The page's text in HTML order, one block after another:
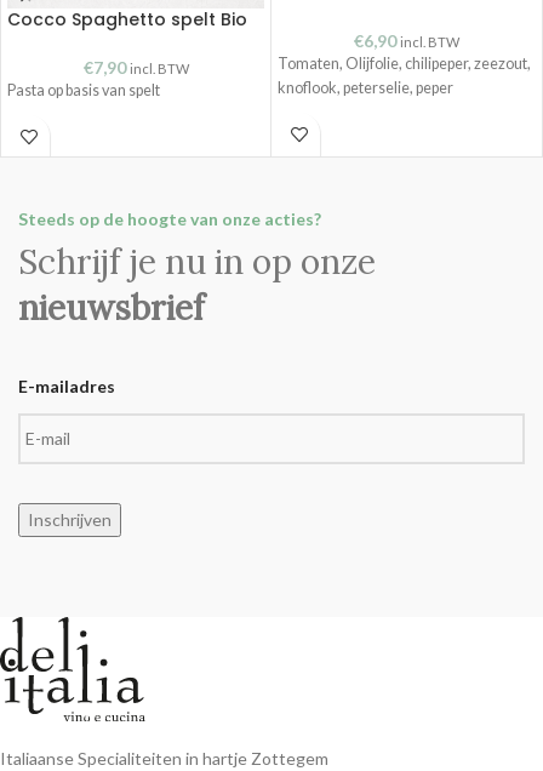
Cocco Spaghetto spelt Bio
€7,90 incl. BTW
Pasta op basis van spelt
€6,90 incl. BTW
Tomaten, Olijfolie, chilipeper, zeezout,
knoflook, peterselie, peper
Steeds op de hoogte van onze acties?
Schrijf je nu in op onze
nieuwsbrief
E-mailadres
Inschrijven
Italiaanse Specialiteiten in hartje Zottegem